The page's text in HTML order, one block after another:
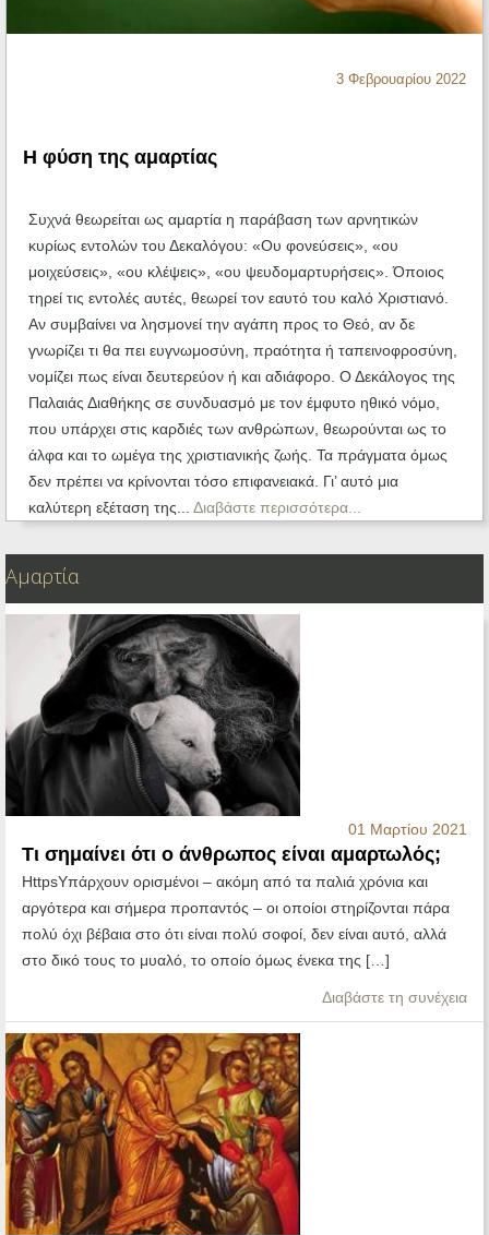
3 Φεβρουαρίου 2022
Η φύση της αμαρτίας
Συχνά θεωρείται ως αμαρτία η παράβαση των αρνητικών
κυρίως εντολών του Δεκαλόγου: «Ου φονεύσεις», «ου
μοιχεύσεις», «ου κλέψεις», «ου ψευδομαρτυρήσεις». Όποιος
τηρεί τις εντολές αυτές, θεωρεί τον εαυτό του καλό Χριστιανό.
Αν συμβαίνει να λησμονεί την αγάπη προς το Θεό, αν δε
γνωρίζει τι θα πει ευγνωμοσύνη, πραότητα ή ταπεινοφροσύνη,
νομίζει πως είναι δευτερεύον ή και αδιάφορο. Ο Δεκάλογος της
Παλαιάς Διαθήκης σε συνδυασμό με τον έμφυτο ηθικό νόμο,
που υπάρχει στις καρδιές των ανθρώπων, θεωρούνται ως το
άλφα και το ωμέγα της χριστιανικής ζωής. Τα πράγματα όμως
δεν πρέπει να κρίνονται τόσο επιφανειακά. Γι’ αυτό μια
καλύτερη εξέταση της... Διαβάστε περισσότερα...
Αμαρτία
01 Μαρτίου 2021
Τι σημαίνει ότι ο άνθρωπος είναι αμαρτωλός;
HttpsΥπάρχουν ορισμένοι – ακόμη από τα παλιά χρόνια και
αργότερα και σήμερα προπαντός – οι οποίοι στηρίζονται πάρα
πολύ όχι βέβαια στο ότι είναι πολύ σοφοί, δεν είναι αυτό, αλλά
στο δικό τους το μυαλό, το οποίο όμως ένεκα της […]
Διαβάστε τη συνέχεια